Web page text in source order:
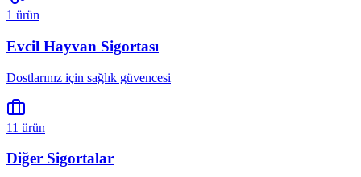
1 ürün
Evcil Hayvan Sigortası
Dostlarınız için sağlık güvencesi
11 ürün
Diğer Sigortalar